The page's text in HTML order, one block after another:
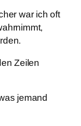
war ich oft
Zeilen
jemand